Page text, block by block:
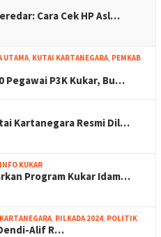
Cara Cek HP Asl…
UTAMA KUTAI KARTANEGARA PEMKAB
Pegawai P3K Kukar, Bu…
Kartanegara Resmi Dil…
KUKAR
Program Kukar Idam…
PILKADA 2024 POLITIK
Alif R…